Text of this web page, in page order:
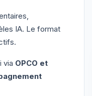
IA. Le format
via OPCO et